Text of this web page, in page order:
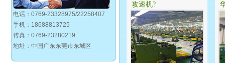
电话：0769-23328975/22258407
手机：18688813725
传真：0769-23280219
地址：中国广东东莞市东城区
攻速机?